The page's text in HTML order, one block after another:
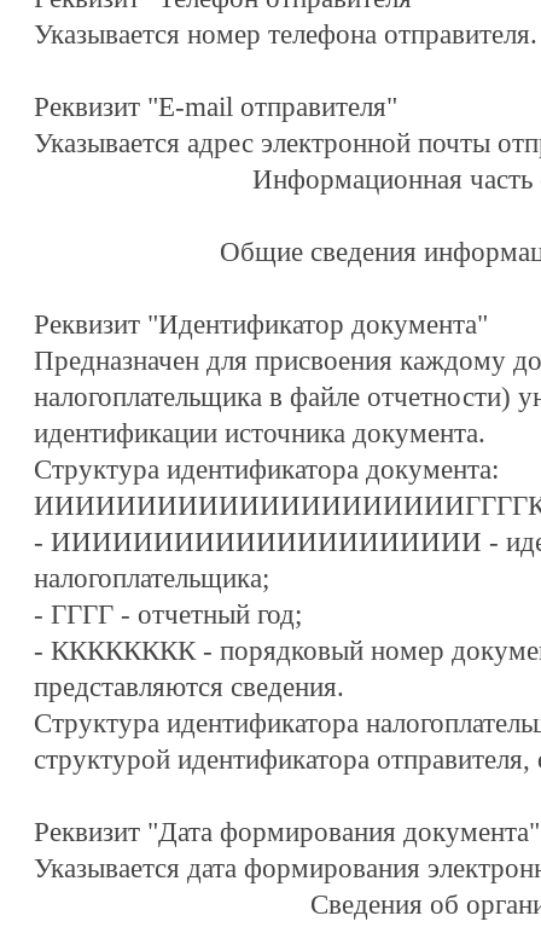
Указывается номер телефона отправителя.
Реквизит "E-mail отправителя"
Указывается адрес электронной почты
Информационная
Общие сведения
Реквизит "Идентификатор документа"
Предназначен для присвоения каждому
налогоплательщика в файле отчетности)
идентификации источника документа.
Структура идентификатора документа:
- ИИИИИИИИИИИИИИИИИИИИИ -
налогоплательщика;
- ГГГГ - отчетный год;
- КККККККК - порядковый номер
представляются сведения.
Структура идентификатора
структурой идентификатора
Реквизит "Дата формирования документа"
Указывается дата формирования
Сведения об